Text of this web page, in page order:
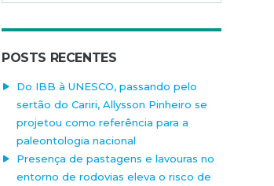
POSTS RECENTES
Do IBB à UNESCO, passando pelo
sertão do Cariri, Allysson Pinheiro se
projetou como referência para a
paleontologia nacional
Presença de pastagens e lavouras no
entorno de rodovias eleva o risco de